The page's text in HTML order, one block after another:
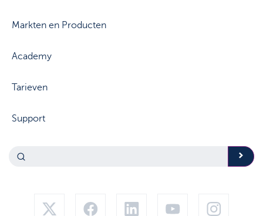
Markten en Producten
Academy
Tarieven
Support